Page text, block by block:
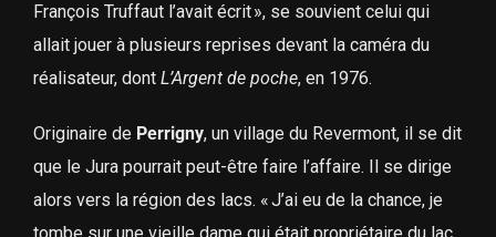
François Truffaut l’avait écrit », se souvient celui qui
allait jouer à plusieurs reprises devant la caméra du
réalisateur, dont L’Argent de poche, en 1976.
Originaire de Perrigny, un village du Revermont, il se dit
que le Jura pourrait peut-être faire l’affaire. Il se dirige
alors vers la région des lacs. « J’ai eu de la chance, je